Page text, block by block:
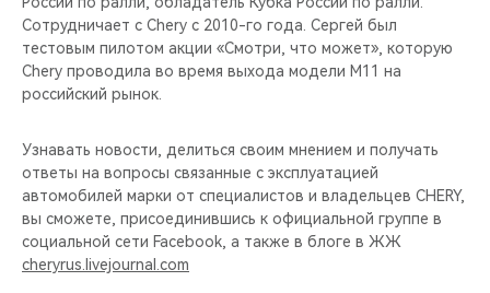
Сотрудничает с Chery c 2010-го года. Сергей был
тестовым пилотом акции «Смотри, что может», которую
Chery проводила во время выхода модели М11 на
российский рынок.
Узнавать новости, делиться своим мнением и получать
ответы на вопросы связанные с эксплуатацией
автомобилей марки от специалистов и владельцев CHERY,
вы сможете, присоединившись к официальной группе в
социальной сети Facebook, а также в блоге в ЖЖ
cheryrus.livejournal.com